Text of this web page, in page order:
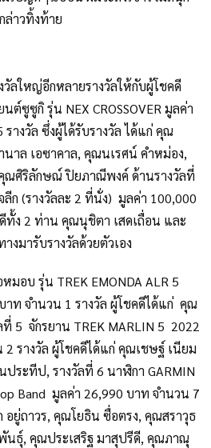
าวทิ้งท้าย
ลใหญ่อีกหลายรางวัลให้กับผู้โชคดี
ต์ซูซูกิ รุ่น NEX CROSSOVER มูลค่า
างวัล ซึ่งผู้ได้รับรางวัล ได้แก่ คุณ
าล เอซาคาล, คุณนเรศน์ คำหม่อง,
ศิริลักษณ์ ปิยภาณีพงค์ ด้านรางวัลที่
ก (รางวัลละ 2 ที่นั่ง) มูลค่า 100,000
ทั้ง 2 ท่าน คุณนุชิตา เสดเถื่อน และ
มารับรางวัลด้วยตัวเอง
มอบ รุ่น TREK EMONDA ALR 5
าท จำนวน 1 รางวัล ผู้โชคดีได้แก่ คุณ
5 จักรยาน TREK MARLIN 5 2022
รางวัล ผู้โชคดีได้แก่ คุณเชษฐ์ เนียม
ระทีป, รางวัลที่ 6 นาฬิกา GARMIN
Band มูลค่า 26,990 บาท จำนวน 7
อยู่ถาวร, คุณโยธิน ซื่อตรง, คุณสราวุธ
นธุ์, คุณประเสริฐ มาสุปรีดี, คุณภาณุ